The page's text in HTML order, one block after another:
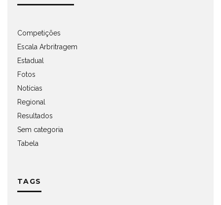
Competições
Escala Arbritragem
Estadual
Fotos
Notícias
Regional
Resultados
Sem categoria
Tabela
TAGS